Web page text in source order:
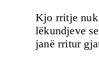
Kjo rritje
lëkundjeve
janë rritur